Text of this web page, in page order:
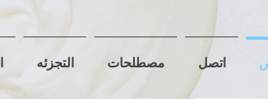
التجزئه مصطلحات اتصل